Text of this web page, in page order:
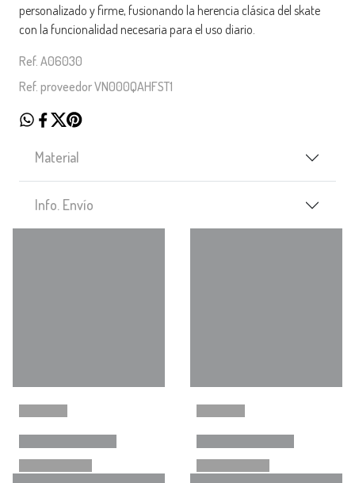
personalizado y firme, fusionando la herencia clásica del skate
con la funcionalidad necesaria para el uso diario.
Ref. A06030
Ref. proveedor VN000QAHFST1
Material
Info. Envío